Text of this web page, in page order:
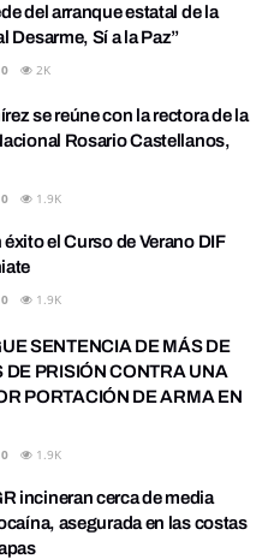
del arranque estatal de la
Desarme, Sí a la Paz”
0 2K
se reúne con la rectora de la
Rosario Castellanos,
0 1.9K
el Curso de Verano DIF
0 1.9K
SENTENCIA DE MÁS DE
DE PRISIÓN CONTRA UNA
PORTACIÓN DE ARMA EN
0 1.9K
incineran cerca de media
asegurada en las costas